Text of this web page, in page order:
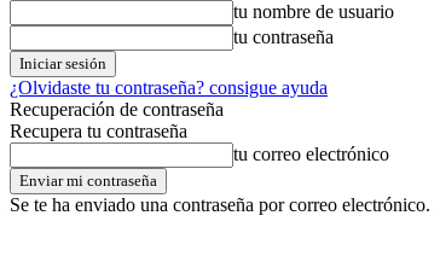
tu nombre de usuario
tu contraseña
¿Olvidaste tu contraseña? consigue ayuda
Recuperación de contraseña
Recupera tu contraseña
tu correo electrónico
Se te ha enviado una contraseña por correo electrónico.